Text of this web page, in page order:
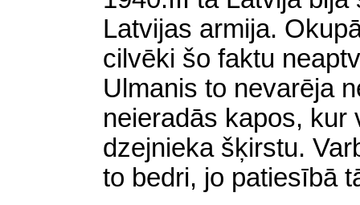
Latvijas armija.
cilvēki šo faktu
Ulmanis to nevarēja
neieradās kapos, kur
dzejnieka šķirstu.
to bedri, jo patiesībā